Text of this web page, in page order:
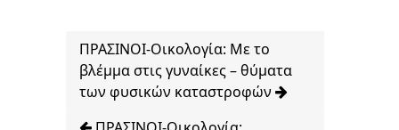
ΠΡΑΣΙΝΟΙ-Οικολογία: Με το
βλέμμα στις γυναίκες – θύματα
των φυσικών καταστροφών